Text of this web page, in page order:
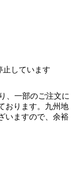
止しています
、一部のご注文に
おります。九州地
いますので、余裕